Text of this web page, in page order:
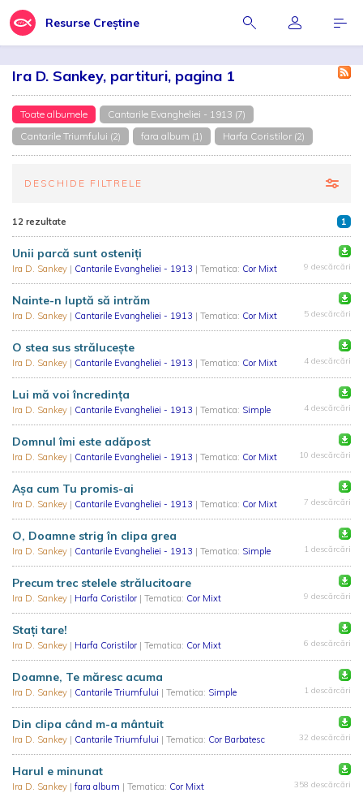
Resurse Creștine
Ira D. Sankey, partituri, pagina 1
Toate albumele
Cantarile Evangheliei - 1913 (7)
Cantarile Triumfului (2)
fara album (1) Harfa Coristilor (2)
DESCHIDE FILTRELE
12 rezultate 1
Unii parcă sunt osteniți
Ira D. Sankey | Cantarile Evangheliei - 1913 | Tematica: Cor Mixt 9 descărcări
Nainte-n luptă să intrăm
Ira D. Sankey | Cantarile Evangheliei - 1913 | Tematica: Cor Mixt 5 descărcări
O stea sus străluceşte
Ira D. Sankey | Cantarile Evangheliei - 1913 | Tematica: Cor Mixt 4 descărcări
Lui mă voi încredința
Ira D. Sankey | Cantarile Evangheliei - 1913 | Tematica: Simple 4 descărcări
Domnul îmi este adăpost
Ira D. Sankey | Cantarile Evangheliei - 1913 | Tematica: Cor Mixt 10 descărcări
Așa cum Tu promis-ai
Ira D. Sankey | Cantarile Evangheliei - 1913 | Tematica: Cor Mixt 7 descărcări
O, Doamne strig în clipa grea
Ira D. Sankey | Cantarile Evangheliei - 1913 | Tematica: Simple 1 descărcări
Precum trec stelele strălucitoare
Ira D. Sankey | Harfa Coristilor | Tematica: Cor Mixt 9 descărcări
Stați tare!
Ira D. Sankey | Harfa Coristilor | Tematica: Cor Mixt 6 descărcări
Doamne, Te măresc acuma
Ira D. Sankey | Cantarile Triumfului | Tematica: Simple 1 descărcări
Din clipa când m-a mântuit
Ira D. Sankey | Cantarile Triumfului | Tematica: Cor Barbatesc 32 descărcări
Harul e minunat
Ira D. Sankey | fara album | Tematica: Cor Mixt 358 descărcări